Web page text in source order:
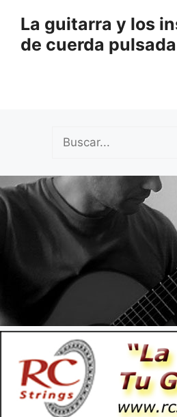
contenido
La guitarra y los
de cuerda pulsada